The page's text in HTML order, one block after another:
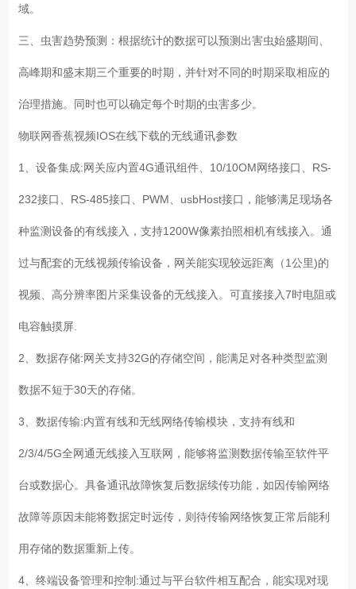
域。
三、虫害趋势预测：根据统计的数据可以预测出害虫始盛期间、
高峰期和盛末期三个重要的时期，并针对不同的时期采取相应的
治理措施。同时也可以确定每个时期的虫害多少。
物联网香蕉视频IOS在线下载的无线通讯参数
1、设备集成:网关应内置4G通讯组件、10/10OM网络接口、RS-
232接口、RS-485接口、PWM、usbHost接口，能够满足现场各
种监测设备的有线接入，支持1200W像素拍照相机有线接入。通
过与配套的无线视频传输设备，网关能实现较远距离（1公里)的
视频、高分辨率图片采集设备的无线接入。可直接接入7时电阻或
电容触摸屏.
2、数据存储:网关支持32G的存储空间，能满足对各种类型监测
数据不短于30天的存储。
3、数据传输:内置有线和无线网络传输模块，支持有线和
2/3/4/5G全网通无线接入互联网，能够将监测数据传输至软件平
台或数据心。具备通讯故障恢复后数据续传功能，如因传输网络
故障等原因未能将数据定时远传，则待传输网络恢复正常后能利
用存储的数据重新上传。
4、终端设备管理和控制:通过与平台软件相互配合，能实现对现